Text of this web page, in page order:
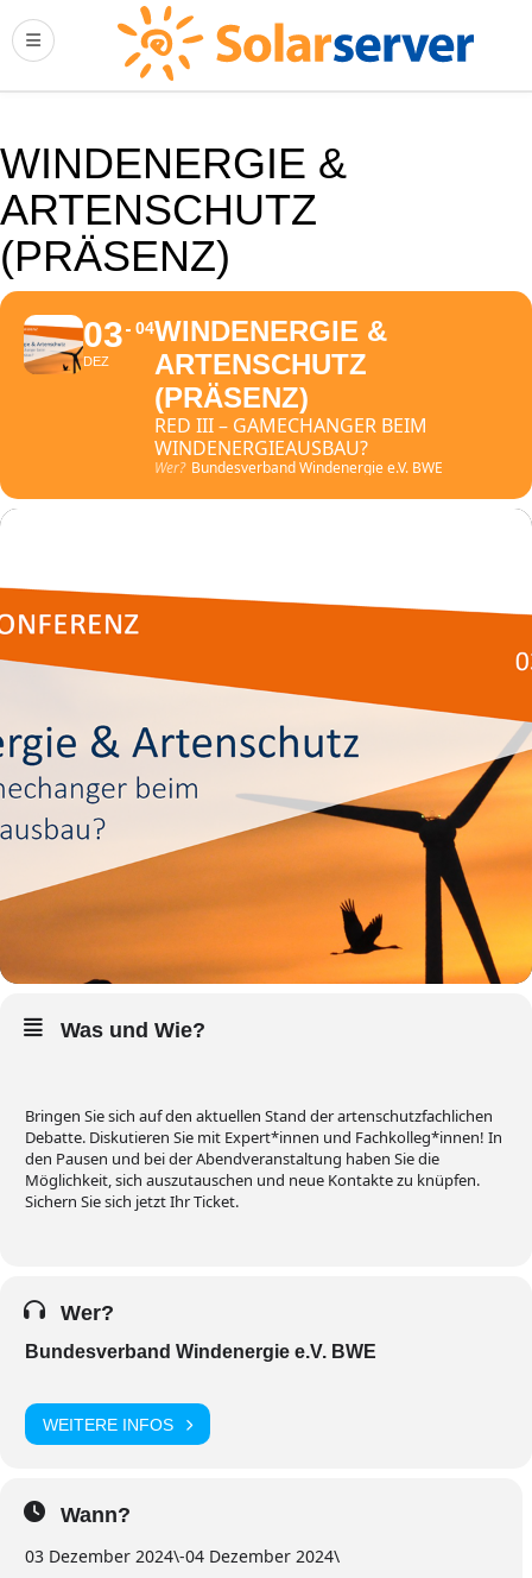
WINDENERGIE &
ARTENSCHUTZ
(PRÄSENZ)
03
DEZ
04WINDENERGIE &
ARTENSCHUTZ
(PRÄSENZ)
RED III – GAMECHANGER BEIM
WINDENERGIEAUSBAU?
Wer? Bundesverband Windenergie e.V. BWE
Was und Wie?
Bringen Sie sich auf den aktuellen Stand der artenschutzfachlichen
Debatte. Diskutieren Sie mit Expert*innen und Fachkolleg*innen! In
den Pausen und bei der Abendveranstaltung haben Sie die
Möglichkeit, sich auszutauschen und neue Kontakte zu knüpfen.
Sichern Sie sich jetzt Ihr Ticket.
Wer?
Bundesverband Windenergie e.V. BWE
WEITERE INFOS
Wann?
03 Dezember 2024\-04 Dezember 2024\